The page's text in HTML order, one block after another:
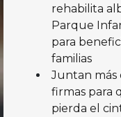
rehabilita
Parque
para
familias
Juntan más
firmas para
pierda el